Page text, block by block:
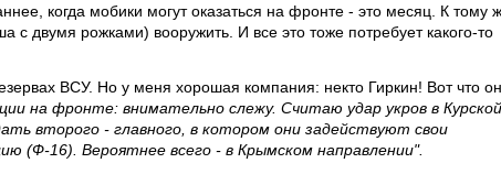
когда мобики могут оказаться на фронте - это месяц. К тому
с двумя рожками) вооружить. И все это тоже потребует какого-то
ВСУ. Но у меня хорошая компания: некто Гиркин! Вот что он
на фронте: внимательно слежу. Считаю удар укров в Курской
второго - главного, в котором они задействуют свои
(Ф-16). Вероятнее всего - в Крымском направлении".